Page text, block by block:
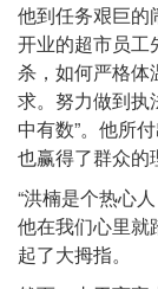
他到任务艰巨的
开业的超市员工
杀，如何严格
求。努力做到执
中有数”。他所
也赢得了群众的
“洪楠是个热心
他在我们心里就
起了大拇指。